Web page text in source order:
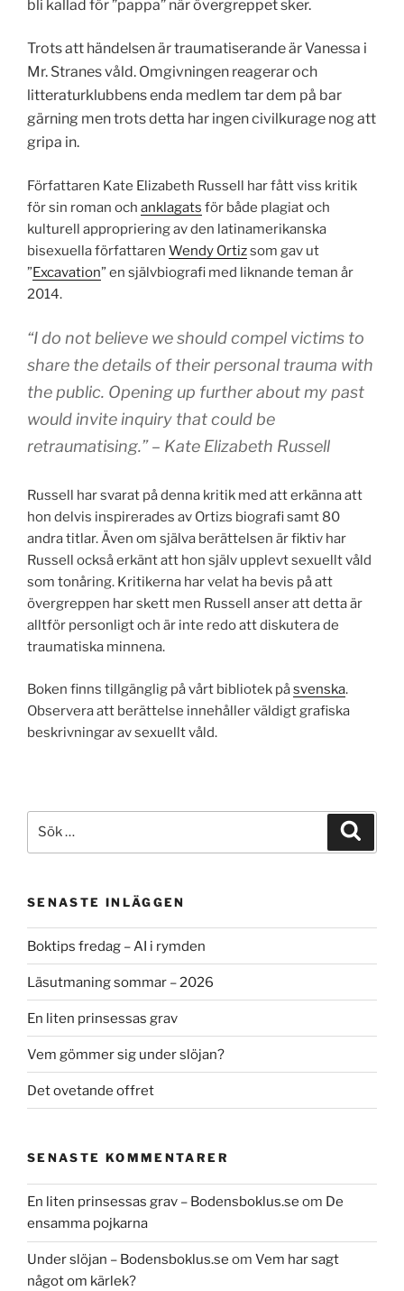
bli kallad för ”pappa” när övergreppet sker.
Trots att händelsen är traumatiserande är Vanessa i
Mr. Stranes våld. Omgivningen reagerar och
litteraturklubbens enda medlem tar dem på bar
gärning men trots detta har ingen civilkurage nog att
gripa in.
Författaren Kate Elizabeth Russell har fått viss kritik
för sin roman och anklagats för både plagiat och
kulturell appropriering av den latinamerikanska
bisexuella författaren Wendy Ortizsom gav ut
”Excavation” en självbiografi med liknande teman år
2014.
“I do not believe we should compel victims to
share the details of their personal trauma with
the public. Opening up further about my past
would invite inquiry that could be
retraumatising.” – Kate Elizabeth Russell
Russell har svarat på denna kritik med att erkänna att
hon delvis inspirerades av Ortizs biografi samt 80
andra titlar. Även om själva berättelsen är fiktiv har
Russell också erkänt att hon själv upplevt sexuellt våld
som tonåring. Kritikerna har velat ha bevis på att
övergreppen har skett men Russell anser att detta är
alltför personligt och är inte redo att diskutera de
traumatiska minnena.
Boken finns tillgänglig på vårt bibliotek påsvenska.
Observera att berättelse innehåller väldigt grafiska
beskrivningar av sexuellt våld.
efter:
SENASTE INLÄGGEN
Boktips fredag – AI i rymden
Läsutmaning sommar – 2026
En liten prinsessas grav
Vem gömmer sig under slöjan?
Det ovetande offret
SENASTE KOMMENTARER
En liten prinsessas grav – Bodensboklus.se om De
ensamma pojkarna
Under slöjan – Bodensboklus.se om Vem har sagt
något om kärlek?